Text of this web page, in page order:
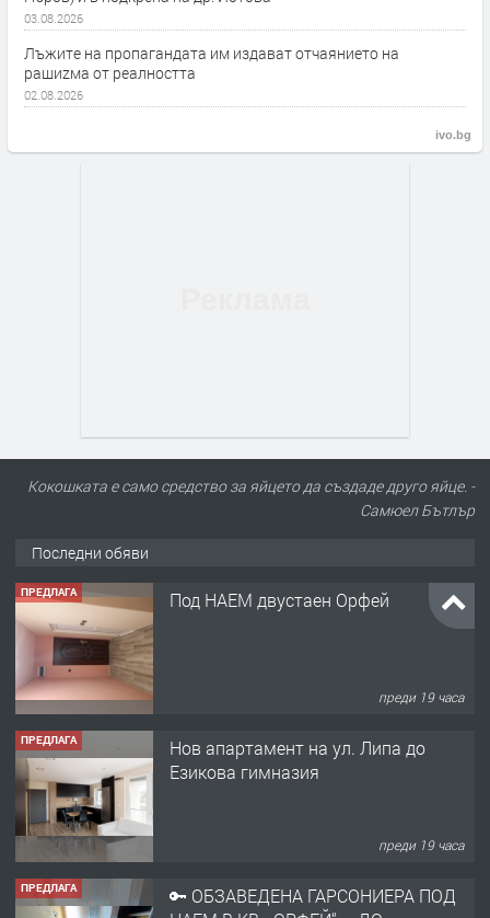
03.08.2026
Лъжите на пропагандата им издават отчаянието на
рашиzма от реалността
02.08.2026
ivo.bg
Кокошката е само средство за яйцето да създаде друго яйце. -
Самюел Бътлър
Последни обяви
ПРЕДЛАГА
Нов апартамент на ул. Липа до
преди 19 часа
ПРЕДЛАГА
🔑 ОБЗАВЕДЕНА ГАРСОНИЕРА ПОД
НАЕМ В КВ. „ОРФЕЙ“ – ДО
преди 1 ден
ПРЕДЛАГА
НАПЪЛНО ОБЗАВЕДЕН И